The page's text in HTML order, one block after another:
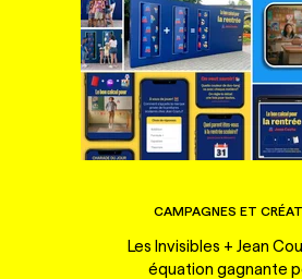
CAMPAGNES ET
Les Invisibles + Jean
équation gagnante